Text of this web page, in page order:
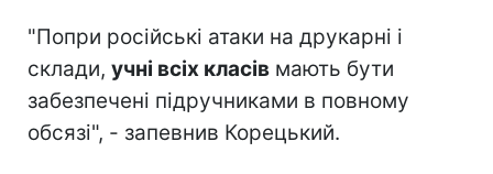
"Попри російські атаки на друкарні і
склади, учні всіх класів мають бути
забезпечені підручниками в повному
обсязі", - запевнив Корецький.